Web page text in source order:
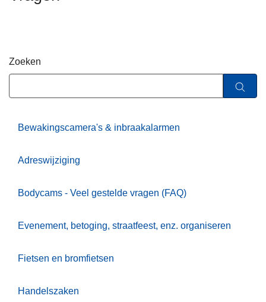
Zoeken
Bewakingscamera's & inbraakalarmen
Adreswijziging
Bodycams - Veel gestelde vragen (FAQ)
Evenement, betoging, straatfeest, enz. organiseren
Fietsen en bromfietsen
Handelszaken